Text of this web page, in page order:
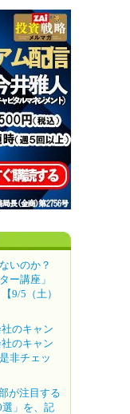
いのか？
ー講座」
9/5（土）
のキャン
のキャン
非チェッ
が注目する
選」を、記